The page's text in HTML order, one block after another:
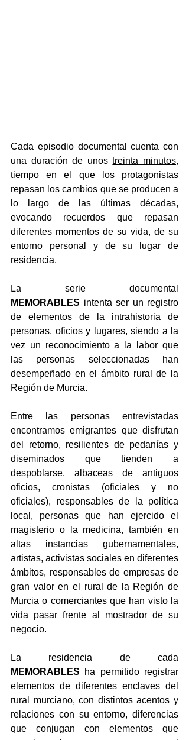
Cada episodio documental cuenta con
una duración de unos treinta minutos,
tiempo en el que los protagonistas
repasan los cambios que se producen a
lo largo de las últimas décadas,
evocando recuerdos que repasan
diferentes momentos de su vida, de su
entorno personal y de su lugar de
residencia.
MEMORABLES intenta ser un registro
de elementos de la intrahistoria de
personas, oficios y lugares, siendo a la
vez un reconocimiento a la labor que
las personas seleccionadas han
desempeñado en el ámbito rural de la
Región de Murcia.
Entre las personas entrevistadas
encontramos emigrantes que disfrutan
del retorno, resilientes de pedanías y
diseminados que tienden a
despoblarse, albaceas de antiguos
oficios, cronistas (oficiales y no
oficiales), responsables de la política
local, personas que han ejercido el
magisterio o la medicina, también en
altas instancias gubernamentales,
artistas, activistas sociales en diferentes
ámbitos, responsables de empresas de
gran valor en el rural de la Región de
Murcia o comerciantes que han visto la
vida pasar frente al mostrador de su
negocio.
MEMORABLES ha permitido registrar
elementos de diferentes enclaves del
rural murciano, con distintos acentos y
relaciones con su entorno, diferencias
que conjugan con elementos que